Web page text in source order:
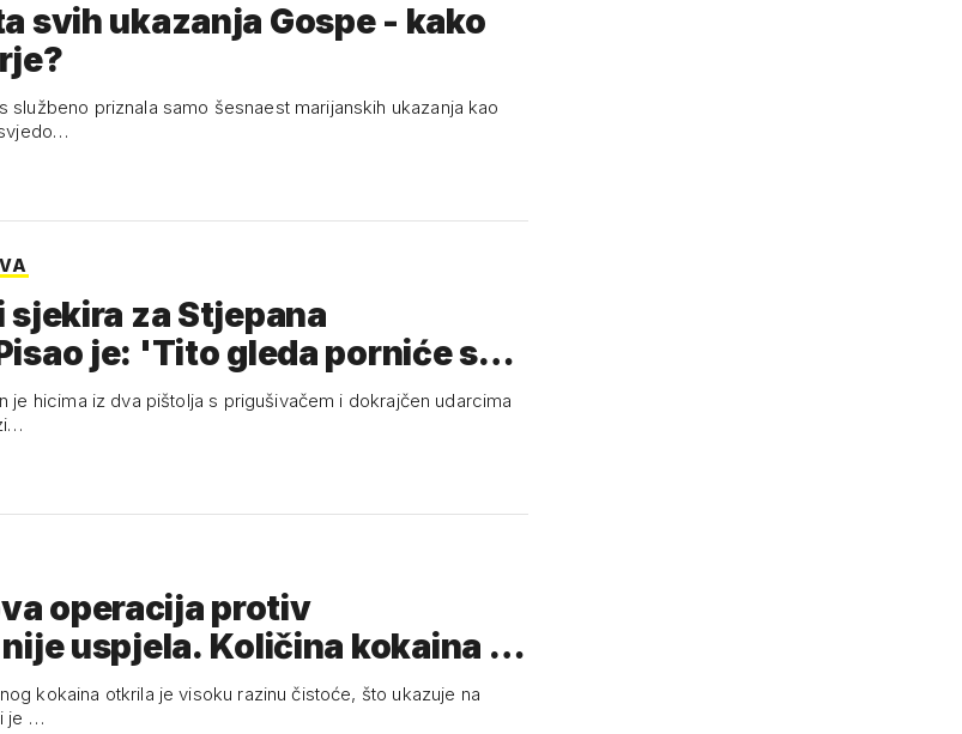
svih ukazanja Gospe - kako
službeno priznala samo šesnaest marijanskih ukazanja kao
sjekira za Stjepana
je: 'Tito gleda porniće s
je hicima iz dva pištolja s prigušivačem i dokrajčen udarcima
operacija protiv
uspjela. Količina kokaina se
kokaina otkrila je visoku razinu čistoće, što ukazuje na
je …